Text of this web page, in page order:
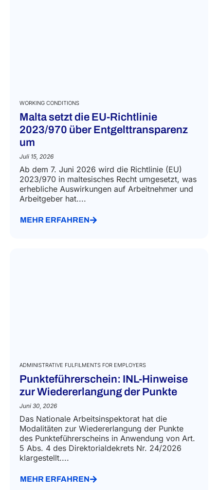
WORKING CONDITIONS
Malta setzt die EU-Richtlinie
2023/970 über Entgelttransparenz
um
Juli 15, 2026
Ab dem 7. Juni 2026 wird die Richtlinie (EU)
2023/970 in maltesisches Recht umgesetzt, was
erhebliche Auswirkungen auf Arbeitnehmer und
Arbeitgeber hat....
MEHR ERFAHREN
ADMINISTRATIVE FULFILMENTS FOR EMPLOYERS
Punkteführerschein: INL-Hinweise
zur Wiedererlangung der Punkte
Juni 30, 2026
Das Nationale Arbeitsinspektorat hat die
Modalitäten zur Wiedererlangung der Punkte
des Punkteführerscheins in Anwendung von Art.
5 Abs. 4 des Direktorialdekrets Nr. 24/2026
klargestellt....
MEHR ERFAHREN